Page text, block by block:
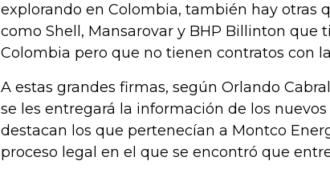
explorando en Colombia, también hay otras
como Shell, Mansarovar y BHP Billinton que
Colombia pero que no tienen contratos con
A estas grandes firmas, según Orlando
se les entregará la información de los
destacan los que pertenecían a Montco
proceso legal en el que se encontró que